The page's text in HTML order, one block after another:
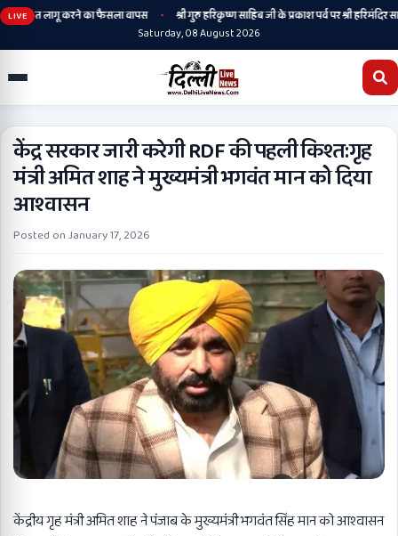
LIVE
संस्कृत लागू करने का फैसला वापस •
श्री गुरु हरिकृष्ण साहिब जी के प्रकाश पर्व पर श्री हरिमंदिर
Saturday, 08 August 2026
केंद्र सरकार जारी करेगी RDF की पहली किश्त:गृह
मंत्री अमित शाह ने मुख्यमंत्री भगवंत मान को दिया
आश्वासन
Posted onJanuary 17, 2026
केंद्रीय गृह मंत्री अमित शाह ने पंजाब के मुख्यमंत्री भगवंत सिंह मान को आश्वासन